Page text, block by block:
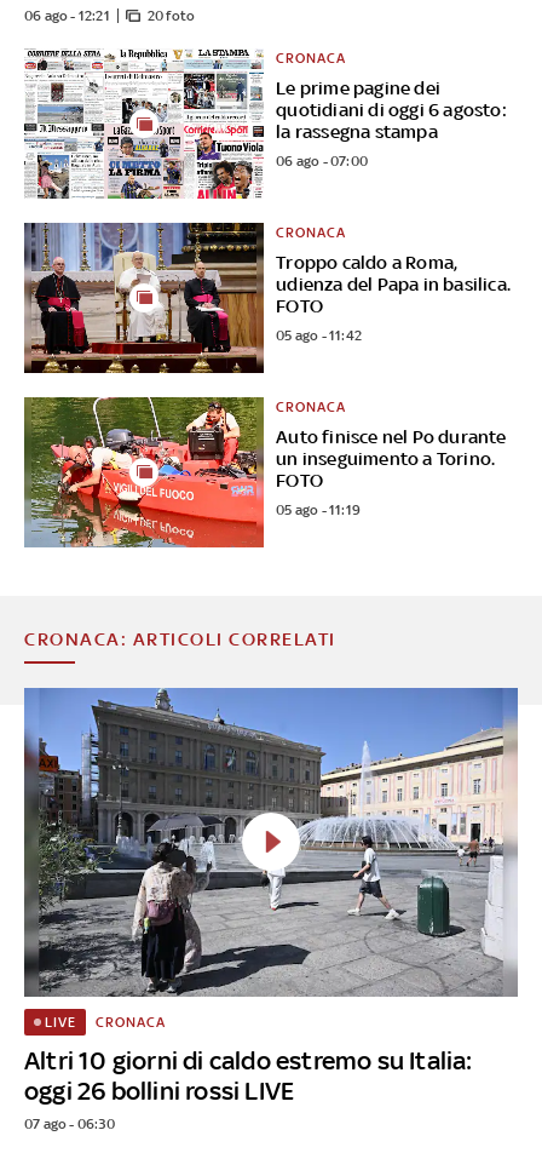
06 ago - 12:21 20 foto
Le prime pagine dei
quotidiani di oggi 6 agosto:
la rassegna stampa
CRONACA
06 ago - 07:00
Troppo caldo a Roma,
udienza del Papa in basilica.
FOTO
CRONACA
05 ago - 11:42
Auto finisce nel Po durante
un inseguimento a Torino.
FOTO
CRONACA
05 ago - 11:19
CRONACA: ARTICOLI CORRELATI
Altri 10 giorni di caldo estremo su Italia:
oggi 26 bollini rossi LIVE
LIVE CRONACA
07 ago - 06:30